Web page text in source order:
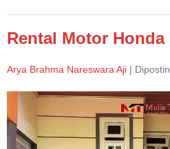
Pasuruan
Rental Motor
Arya Brahma Nareswara Aji |
Rental
Motor
Honda